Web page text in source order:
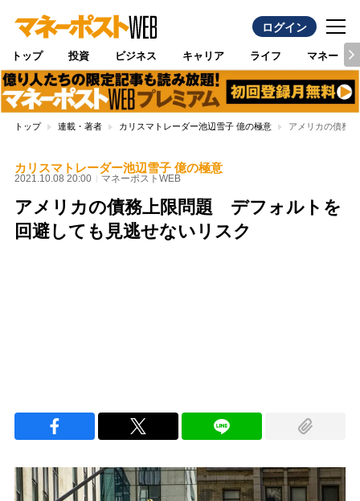
ログイン
トップ 投資 ビジネス キャリア ライフ マネー
トップ 連載・著者 カリスマトレーダー池辺雪子 億の極意 アメリカの債務
カリスマトレーダー池辺雪子 億の極意
2021.10.08 20:00 マネーポストWEB
アメリカの債務上限問題 デフォルトを
回避しても見逃せないリスク